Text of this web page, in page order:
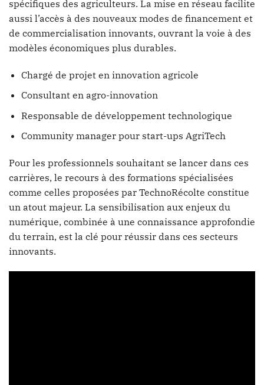
spécifiques des agriculteurs. La mise en réseau facilite
aussi l’accès à des nouveaux modes de financement et
de commercialisation innovants, ouvrant la voie à des
modèles économiques plus durables.
Chargé de projet en innovation agricole
Consultant en agro-innovation
Responsable de développement technologique
Community manager pour start-ups AgriTech
Pour les professionnels souhaitant se lancer dans ces
carrières, le recours à des formations spécialisées
comme celles proposées par TechnoRécolte constitue
un atout majeur. La sensibilisation aux enjeux du
numérique, combinée à une connaissance approfondie
du terrain, est la clé pour réussir dans ces secteurs
innovants.